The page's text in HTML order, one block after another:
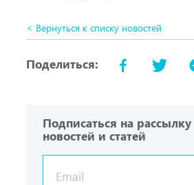
< Вернуться к списку новостей
Поделиться:
Подписаться на
новостей и статей